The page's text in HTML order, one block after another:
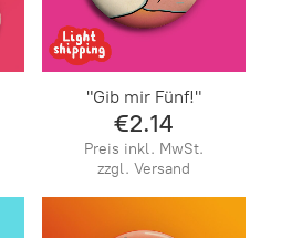
"Gib mir Fünf!"
€2.14
Preis inkl. MwSt.
zzgl. Versand